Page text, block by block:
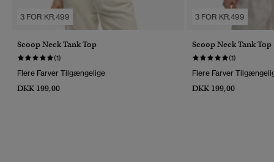
3 FOR KR.499
Scoop Neck Tank Top
(1)
Flere Farver Tilgængelige
DKK 199,00
3 FOR KR.499
Scoop Neck Tank Top
(1)
Flere Farver
DKK 199,00